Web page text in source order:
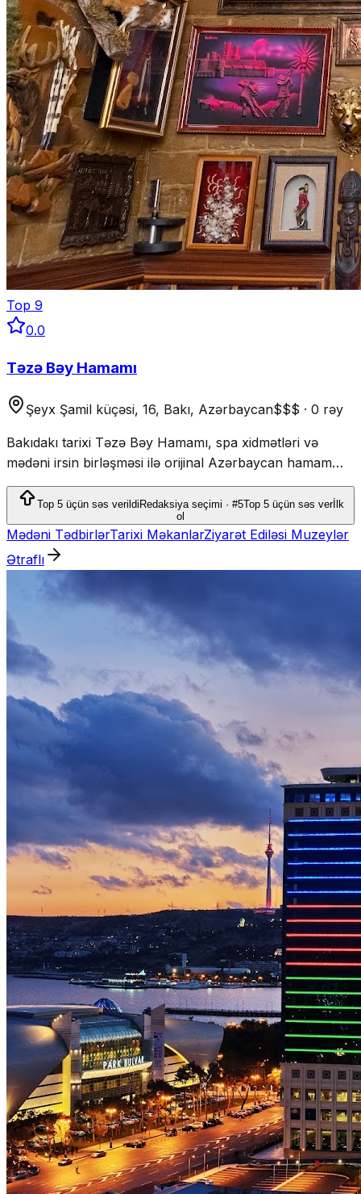
Top 9
0.0
Təzə Bəy Hamamı
Şeyx Şamil küçəsi, 16, Bakı, Azərbaycan$$$ · 0 rəy
Bakıdakı tarixi Təzə Bəy Hamamı, spa xidmətləri və
mədəni irsin birləşməsi ilə orijinal Azərbaycan hamam
təcrübəsi təqdim edir.
Top 5 üçün səs verildi Redaksiya seçimi · #5Top 5 üçün səs verİlk
ol
Mədəni TədbirlərTarixi MəkanlarZiyarət Ediləsi Muzeylər
Ətraflı